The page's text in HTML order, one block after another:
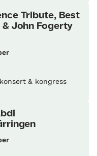
Tribute, Best
& John Fogerty
& kongress